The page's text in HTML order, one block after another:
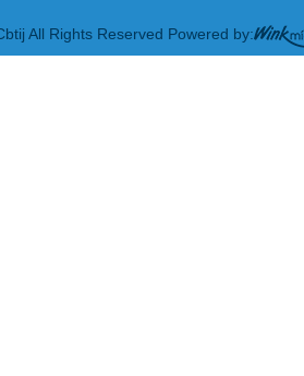
All Rights Reserved Powered by: